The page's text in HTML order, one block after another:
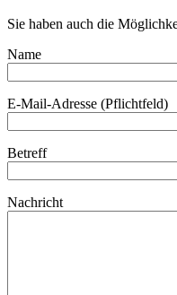
Sie haben auch die
Name
E-Mail-Adresse (Pflichtfeld)
Betreff
Nachricht